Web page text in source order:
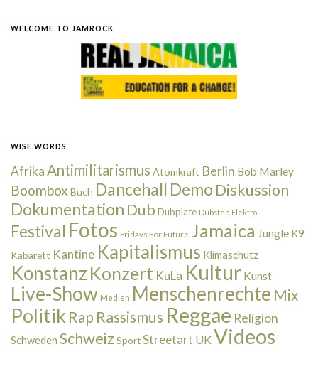
WELCOME TO JAMROCK
WISE WORDS
AfrikaAntimilitarismus Atomkraft Berlin Bob Marley
Boombox Buch Dancehall Demo Diskussion
Dokumentation Dub Dubplate Dubstep Elektro
Festival Fotos Fridays For Future Jamaica Jungle K9
Kabarett Kantine Kapitalismus Klimaschutz
Konstanz Konzert KuLa Kultur Kunst
Live-Show Medien Menschenrechte Mix
Politik Rap Rassismus Reggae Religion
Schweden Schweiz SportStreetart UKVideos